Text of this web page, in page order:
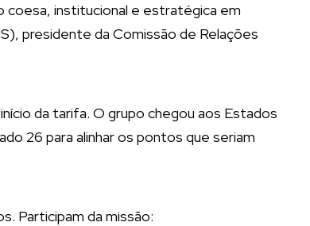
coesa, institucional e estratégica em
presidente da Comissão de Relações
da tarifa. O grupo chegou aos Estados
26 para alinhar os pontos que seriam
Participam da missão: